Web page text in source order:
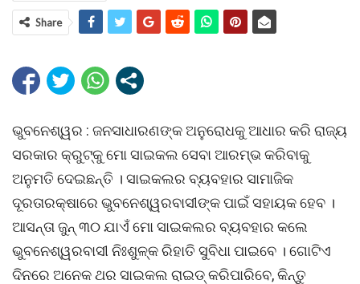
Share
ଭୁବନେଶ୍ୱର : ଜନସାଧାରଣଙ୍କ ଅନୁରୋଧକୁ ଆଧାର କରି ରାଜ୍ୟ
ସରକାର କ୍ରୁଟ୍କୁ ମୋ ସାଇକଲ ସେବା ଆରମ୍ଭ କରିବାକୁ
ଅନୁମତି ଦେଇଛନ୍ତି । ସାଇକଲର ବ୍ୟବହାର ସାମାଜିକ
ଦୂରତାରକ୍ଷାରେ ଭୁବନେଶ୍ୱରବାସୀଙ୍କ ପାଇଁ ସହାୟକ ହେବ ।
ଆସନ୍ତା ଜୁନ୍ ୩୦ ଯାଏଁ ମୋ ସାଇକଲର ବ୍ୟବହାର କଲେ
ଭୁବନେଶ୍ୱରବାସୀ ନିଃଶୁଳ୍କ ରିହାତି ସୁବିଧା ପାଇବେ । ଗୋଟିଏ
ଦିନରେ ଅନେକ ଥର ସାଇକଲ ରାଇଡ୍ କରିପାରିବେ, କିନ୍ତୁ